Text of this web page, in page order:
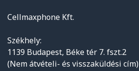
Cellmaxphone Kft.
Székhely:
1139 Budapest, Béke tér 7. fszt.2
(Nem átvételi- és visszaküldési cím)